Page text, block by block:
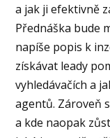
a jak ji efektivně
Přednáška bude
napíše popis k
získávat leady
vyhledávačích a
agentů. Zároveň
a kde naopak